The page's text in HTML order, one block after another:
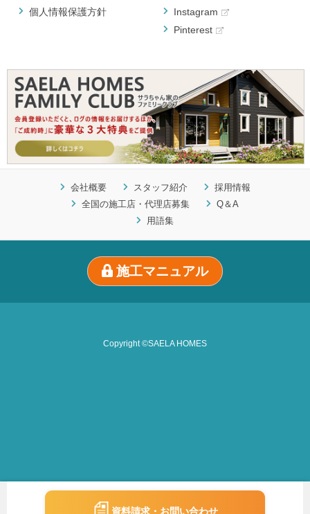
資料請求・お問い合わせ
個人情報保護方針
Instagram
Pinterest
会社概要 スタッフ紹介
採用情報
全国の施工店・代理店募集
Q＆A
用語集
施工マニュアル
Copyright ©SAELA HOMES